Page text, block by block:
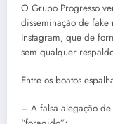
O Grupo Progresso
disseminação de
Instagram, que de
sem qualquer
Entre os boatos
– A falsa alegação